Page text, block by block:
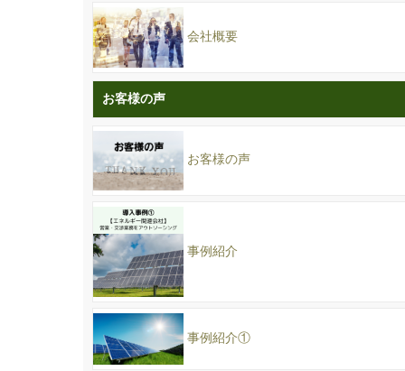
会社概要
お客様の声
お客様の声
事例紹介
事例紹介①